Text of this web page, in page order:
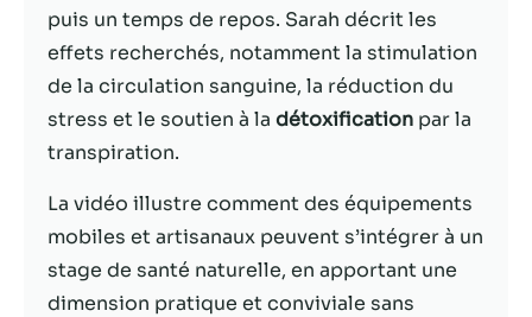
puis un temps de repos. Sarah décrit les
effets recherchés, notamment la stimulation
de la circulation sanguine, la réduction du
stress et le soutien à la détoxification par la
transpiration.
La vidéo illustre comment des équipements
mobiles et artisanaux peuvent s’intégrer à un
stage de santé naturelle, en apportant une
dimension pratique et conviviale sans
Experience
Afin que notre
fonctionne
aussi bien que
Si vous refusez
ces cookies,
certaines
fonctionnalités
disparaîtront